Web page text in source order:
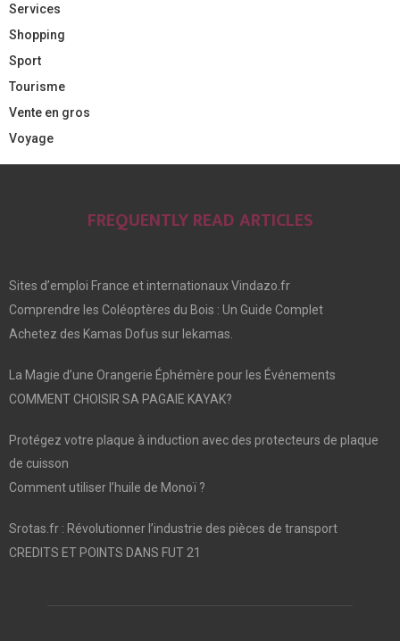
Services
Shopping
Sport
Tourisme
Vente en gros
Voyage
FREQUENTLY READ ARTICLES
Sites d’emploi France et internationaux Vindazo.fr
Comprendre les Coléoptères du Bois : Un Guide Complet
Achetez des Kamas Dofus sur lekamas.
La Magie d’une Orangerie Éphémère pour les Événements
COMMENT CHOISIR SA PAGAIE KAYAK?
Protégez votre plaque à induction avec des protecteurs de plaque
de cuisson
Comment utiliser l’huile de Monoï ?
Srotas.fr : Révolutionner l’industrie des pièces de transport
CREDITS ET POINTS DANS FUT 21